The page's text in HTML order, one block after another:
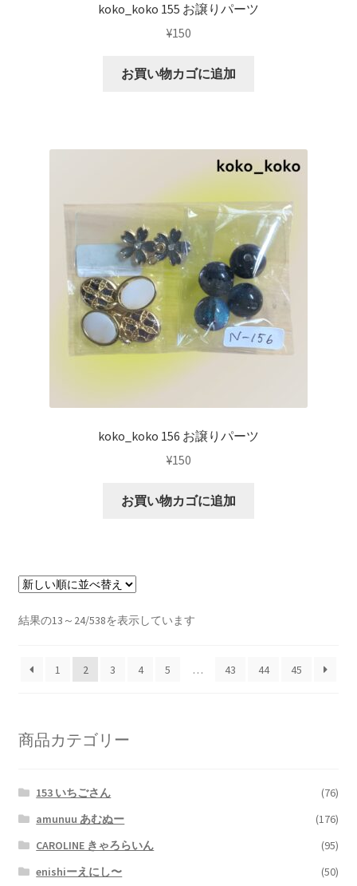
koko_koko 155 お譲りパーツ
¥150
お買い物カゴに追加
koko_koko 156 お譲りパーツ
¥150
お買い物カゴに追加
結果の13～24/538を表示しています新
順
1 2 3 4 5 … 43 44 45
商品カテゴリー
153 いちごさん
(76)
amunuu あむぬー
(176)
CAROLINE きゃろらいん
(95)
enishiーえにし〜
(50)